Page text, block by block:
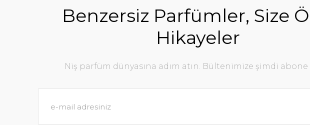
Benzersiz Parfümler, Size
Hikayeler
Niş parfüm dünyasına adım atın. Bültenimize şimdi